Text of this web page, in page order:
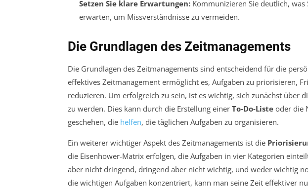
Setzen Sie klare Erwartungen:Kommunizieren Sie deutlich, was
erwarten, um Missverständnisse zu vermeiden.
Die Grundlagen des Zeitmanagements
Die Grundlagen des Zeitmanagements sind entscheidend für die
effektives Zeitmanagement ermöglicht es, Aufgaben zu priorisieren,
reduzieren. Um erfolgreich zu sein, ist es wichtig, sich zunächst über
zu werden. Dies kann durch die Erstellung einer To-Do-Liste oder die
geschehen, die helfen, die täglichen Aufgaben zu organisieren.
Ein weiterer wichtiger Aspekt des Zeitmanagements ist die
die Eisenhower-Matrix erfolgen, die Aufgaben in vier Kategorien
aber nicht dringend, dringend aber nicht wichtig, und weder wichtig
die wichtigen Aufgaben konzentriert, kann man seine Zeit effektiver